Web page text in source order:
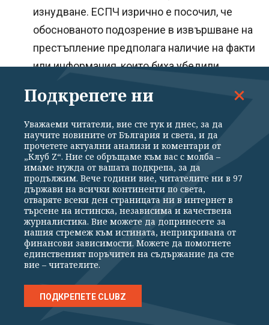
изнудване. ЕСПЧ изрично е посочил, че
обоснованото подозрение в извършване на
престъпление предполага наличие на факти
или информация, които биха убедили
лице може да е извършило престъпление.
Такива обаче в кориците на делото липсват.
По делото е разпитан свидетелят КП, който е
заявил, че е провел среща с ръководителя
на Европейската прокуратура Л К на
16.03.2022 г., и при изразяване на
загриженост от негова страна за това, че
българската прокуратура не е действала
адекватно по тези сигнали, същата е
заявила, че ще бъдат предприети действия
от Европейската прокуратура в обхвата на
Подкрепете ни
Уважаеми читатели, вие сте тук и днес, за да
научите новините от България и света, и да
прочетете актуални анализи и коментари от
„Клуб Z“. Ние се обръщаме към вас с молба –
имаме нужда от вашата подкрепа, за да
продължим. Вече години вие, читателите ни в 97
държави на всички континенти по света,
отваряте всеки ден страницата ни в интернет в
търсене на истинска, независима и качествена
журналистика. Вие можете да допринесете за
нашия стремеж към истината, неприкривана от
финансови зависимости. Можете да помогнете
единственият поръчител на съдържание да сте
вие – читателите.
ПОДКРЕПЕТЕ CLUBZ